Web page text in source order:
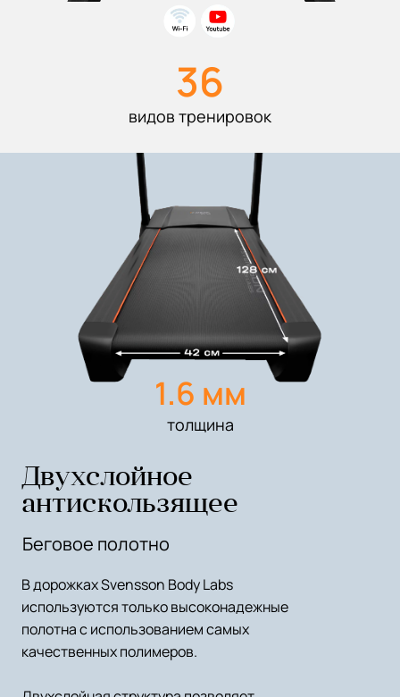
36
видов тренировок
Двухслойное
антискользящее
Беговое полотно
1.6 мм
толщина
В дорожках Svensson Body Labs
используются только высоконадежные
полотна с использованием самых
качественных полимеров.